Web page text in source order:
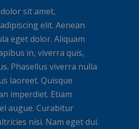
sit amet,
elit. Aenean
eget dolor. Aliquam
in, viverra quis,
Phasellus viverra nulla
laoreet. Quisque
imperdiet. Etiam
augue. Curabitur
nisi. Nam eget dui.